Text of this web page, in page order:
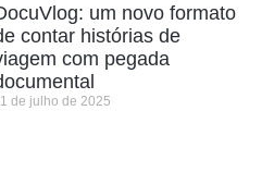
um novo formato
contar histórias de
com pegada
de julho de 2025